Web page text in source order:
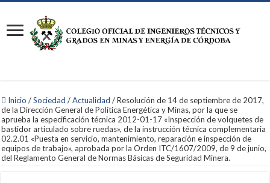
Inicio / Sociedad / Actualidad / Resolución de 14 de septiembre de 2017,
de la Dirección General de Política Energética y Minas, por la que se
aprueba la especificación técnica 2012-01-17 «Inspección de volquetes de
bastidor articulado sobre ruedas», de la instrucción técnica complementaria
02.2.01 «Puesta en servicio, mantenimiento, reparación e inspección de
equipos de trabajo», aprobada por la Orden ITC/1607/2009, de 9 de junio,
del Reglamento General de Normas Básicas de Seguridad Minera.